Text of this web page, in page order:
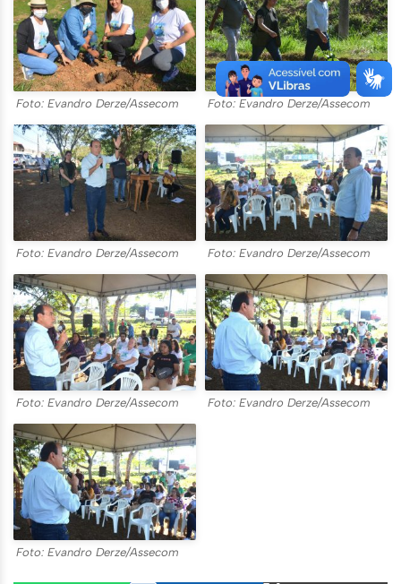
Foto: Evandro Derze/Assecom Foto: Evandro Derze/Assecom
Foto: Evandro Derze/Assecom Foto: Evandro Derze/Assecom
Foto: Evandro Derze/Assecom Foto: Evandro Derze/Assecom
Foto: Evandro Derze/Assecom